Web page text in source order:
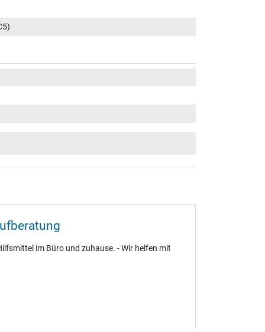
im Büro und zuhause. - Wir helfen mit